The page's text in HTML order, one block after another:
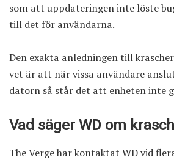
som att uppdateringen inte löste
till det för användarna.
Den exakta anledningen till
vet är att när vissa användare
datorn så står det att enheten inte
Vad säger WD om
The Verge har kontaktat WD vid